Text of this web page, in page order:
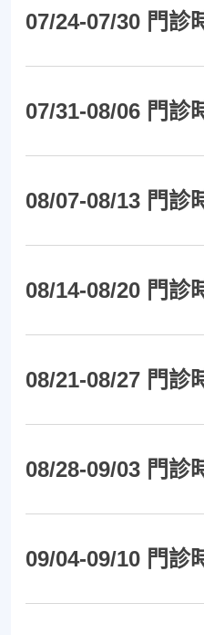
07/24-07/30 門診
07/31-08/06 門診
08/07-08/13 門診
08/14-08/20 門診
08/21-08/27 門診
08/28-09/03 門診
09/04-09/10 門診